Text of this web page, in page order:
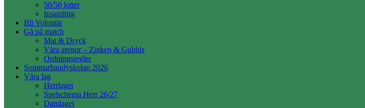
50/50 lotter
Insamling
Bli Volontär
Gå på match
Mat & Dryck
Våra arenor – Zinken & Gubbis
Ordningsregler
Sommarbandyskolan 2026
Våra lag
Herrlaget
Spelschema Herr 26/27
Damlaget